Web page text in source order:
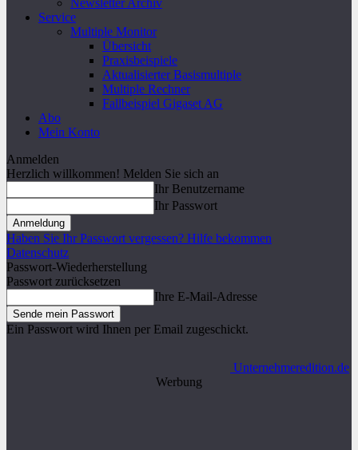
Newsletter Archiv
Service
Multiple Monitor
Übersicht
Praxisbeispiele
Aktualisierter Basismultiple
Multiple Rechner
Fallbeispiel Gigaset AG
Abo
Mein Konto
Anmelden
Herzlich willkommen! Melden Sie sich an
Ihr Benutzername
Ihr Passwort
Haben Sie Ihr Passwort vergessen? Hilfe bekommen
Datenschutz
Passwort-Wiederherstellung
Passwort zurücksetzen
Ihre E-Mail-Adresse
Ein Passwort wird Ihnen per Email zugeschickt.
Unternehmeredition.de
Werbung